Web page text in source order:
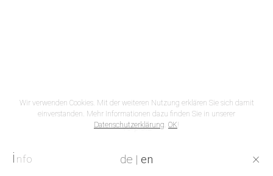
Vorplatz
Wir verwenden Cookies. Mit der weiteren Nutzung erklären Sie sich damit
einverstanden. Mehr Informationen dazu finden Sie in unserer
Datenschutzerklärung. OK!
i de | en ×